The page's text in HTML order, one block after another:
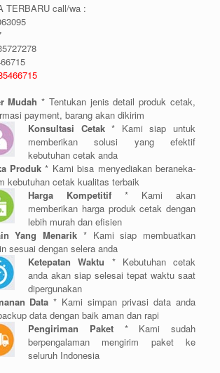
TERBARU call/wa :
Mudah * Tentukan jenis detail produk cetak,
payment, barang akan dikirim
Konsultasi Cetak* Kami siap untuk
memberikan solusi yang efektif
kebutuhan cetak anda
Produk* Kami bisa menyediakan beraneka-
kebutuhan cetak kualitas terbaik
Harga Kompetitif * Kami akan
memberikan harga produk cetak dengan
lebih murah dan efisien
Yang Menarik * Kami siap membuatkan
sesuai dengan selera anda
Ketepatan Waktu * Kebutuhan cetak
anda akan siap selesai tepat waktu saat
dipergunakan
Data * Kami simpan privasi data anda
data dengan baik aman dan rapi
Pengiriman Paket* Kami sudah
berpengalaman mengirim paket ke
seluruh Indonesia